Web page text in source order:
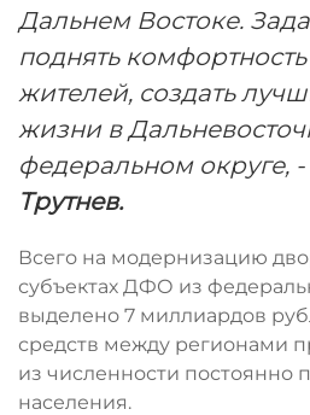
Дальнем Востоке.
поднять
жителей, создать
жизни в
федеральном округе, -
Трутнев.
Всего на модернизацию
субъектах ДФО из
выделено 7 миллиардов
средств между регионами
из численности
населения.